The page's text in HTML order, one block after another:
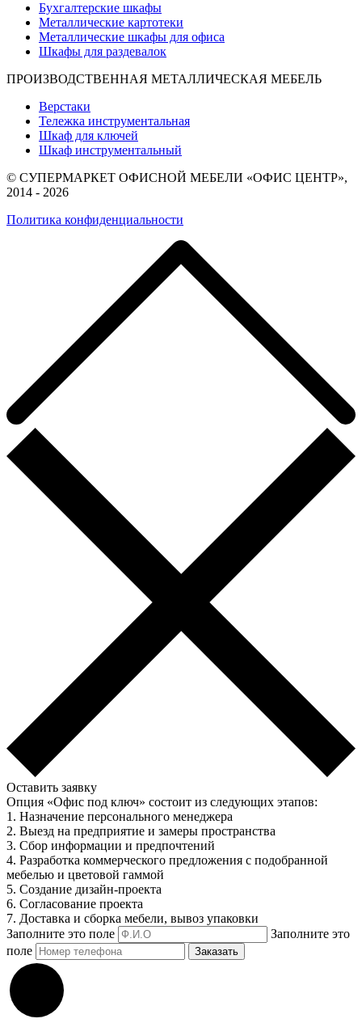
Бухгалтерские шкафы
Металлические картотеки
Металлические шкафы для офиса
Шкафы для раздевалок
ПРОИЗВОДСТВЕННАЯ МЕТАЛЛИЧЕСКАЯ МЕБЕЛЬ
Верстаки
Тележка инструментальная
Шкаф для ключей
Шкаф инструментальный
© СУПЕРМАРКЕТ ОФИСНОЙ МЕБЕЛИ «ОФИС ЦЕНТР»,
2014 - 2026
Политика конфиденциальности
Оставить заявку
Опция «Офис под ключ» состоит из следующих этапов:
1. Назначение персонального менеджера
2. Выезд на предприятие и замеры пространства
3. Сбор информации и предпочтений
4. Разработка коммерческого предложения с подобранной
мебелью и цветовой гаммой
5. Создание дизайн-проекта
6. Согласование проекта
7. Доставка и сборка мебели, вывоз упаковки
Заполните это поле
Заполните это
поле
Заказать